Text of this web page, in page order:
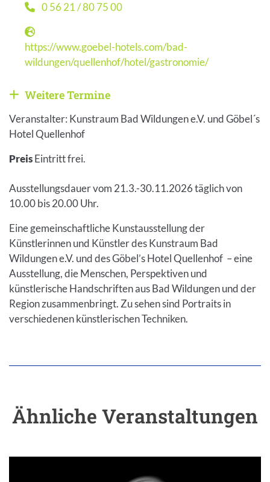
Telefon
0 56 21 / 80 75 00
Webseite
https://www.goebel-hotels.com/bad-
wildungen/quellenhof/hotel/gastronomie/
Weitere Veranstaltungen anzeigen
Weitere Termine
Veranstalter: Kunstraum Bad Wildungen e.V. und Göbel´s
Hotel Quellenhof
PreisEintritt frei.
Ausstellungsdauer vom 21.3.-30.11.2026 täglich von
10.00 bis 20.00 Uhr.
Eine gemeinschaftliche Kunstausstellung der
Künstlerinnen und Künstler des Kunstraum Bad
Wildungen e.V. und des Göbel’s Hotel Quellenhof – eine
Ausstellung, die Menschen, Perspektiven und
künstlerische Handschriften aus Bad Wildungen und der
Region zusammenbringt. Zu sehen sind Portraits in
verschiedenen künstlerischen Techniken.
Ähnliche Veranstaltungen